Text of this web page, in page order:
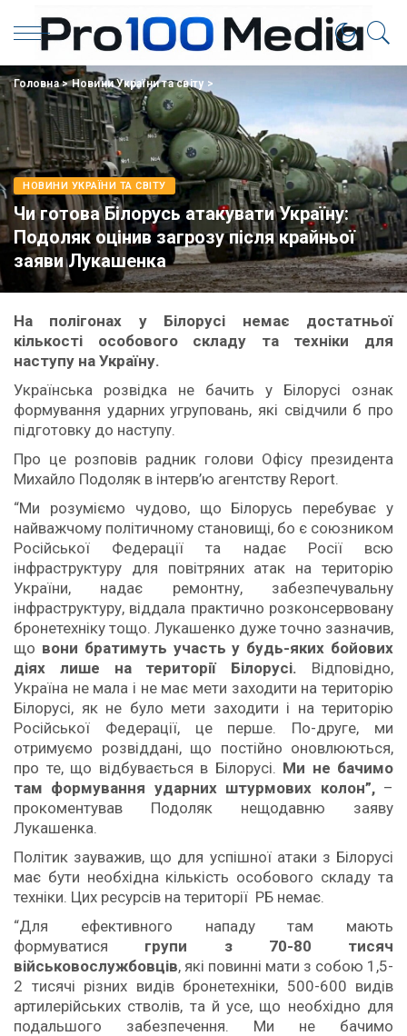
Головна>Новини України та світу >
НОВИНИ УКРАЇНИ ТА СВІТУ
Чи готова Білорусь атакувати Україну:
Подоляк оцінив загрозу після крайньої
заяви Лукашенка
На полігонах у Білорусі немає достатньої
кількості особового складу та техніки для
наступу на Україну.
Українська розвідка не бачить у Білорусі ознак
формування ударних угруповань, які свідчили б про
підготовку до наступу.
Про це розповів радник голови Офісу президента
Михайло Подоляк в інтерв’ю агентству Report.
“Ми розуміємо чудово, що Білорусь перебуває у
найважчому політичному становищі, бо є союзником
Російської Федерації та надає Росії всю
інфраструктуру для повітряних атак на територію
України, надає ремонтну, забезпечувальну
інфраструктуру, віддала практично розконсервовану
бронетехніку тощо. Лукашенко дуже точно зазначив,
що вони братимуть участь у будь-яких бойових
діях лише на території Білорусі. Відповідно,
Україна не мала і не має мети заходити на територію
Білорусі, як не було мети заходити і на територію
Російської Федерації, це перше. По-друге, ми
отримуємо розвіддані, що постійно оновлюються,
про те, що відбувається в Білорусі. Ми не бачимо
там формування ударних штурмових колон”, –
прокоментував Подоляк нещодавню заяву
Лукашенка.
Політик зауважив, що для успішної атаки з Білорусі
має бути необхідна кількість особового складу та
техніки. Цих ресурсів на території РБ немає.
“Для ефективного нападу там мають
формуватися групи з 70-80 тисяч
військовослужбовців, які повинні мати з собою 1,5-
2 тисячі різних видів бронетехніки, 500-600 видів
артилерійських стволів, та й усе, що необхідно для
подальшого забезпечення. Ми не бачимо